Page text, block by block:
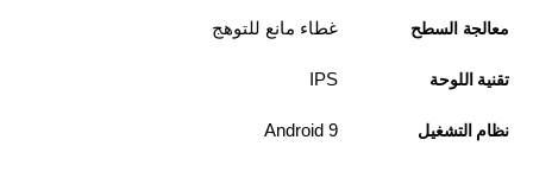
معالجة السطح غطاء مانع للتوهج
تقنية اللوحة IPS
نظام التشغيل Android 9